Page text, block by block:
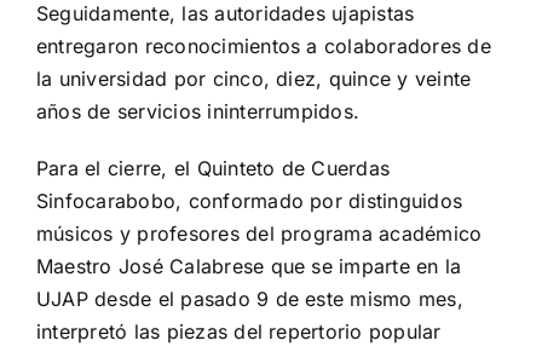
Seguidamente, las autoridades ujapistas
entregaron reconocimientos a colaboradores de
la universidad por cinco, diez, quince y veinte
años de servicios ininterrumpidos.
Para el cierre, el Quinteto de Cuerdas
Sinfocarabobo, conformado por distinguidos
músicos y profesores del programa académico
Maestro José Calabrese que se imparte en la
UJAP desde el pasado 9 de este mismo mes,
interpretó las piezas del repertorio popular